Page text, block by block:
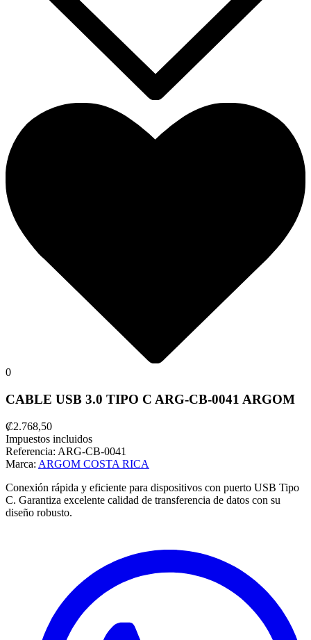
0
CABLE USB 3.0 TIPO C ARG-CB-0041 ARGOM
₡2.768,50
Impuestos incluidos
Referencia: ARG-CB-0041
Marca: ARGOM COSTA RICA
Conexión rápida y eficiente para dispositivos con puerto USB Tipo
C. Garantiza excelente calidad de transferencia de datos con su
diseño robusto.